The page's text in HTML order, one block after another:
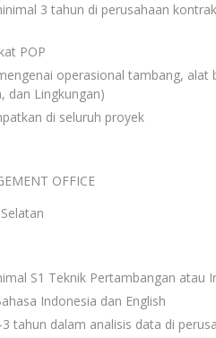
3 tahun di perusahaan
POP
operasional tambang, alat
dan Lingkungan)
di seluruh proyek
OFFICE
S1 Teknik Pertambangan atau
Indonesia dan English
tahun dalam analisis data di